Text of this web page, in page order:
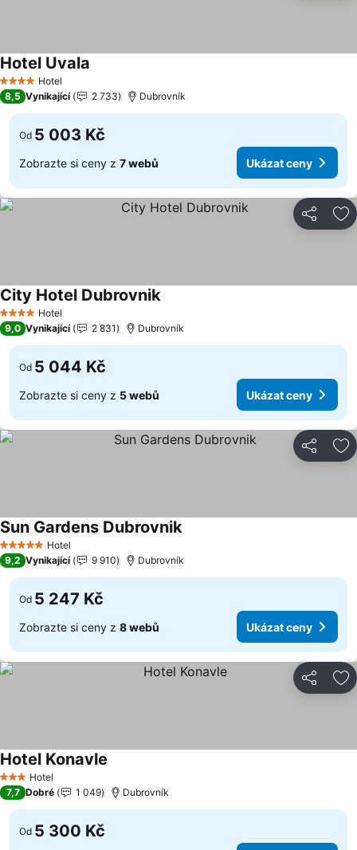
4 Počet hvězdiček
Hotel
Hotel Uvala
8,5 Vynikající 2 733 Dubrovník
Od 5 003 Kč
Zobrazte si ceny z 7 webů Ukázat ceny
Sdílet
4 Počet hvězdiček
Hotel
City Hotel DubrovnikUkázat ceny
9,0 Vynikající 2 831 Dubrovník
Od 5 044 Kč
Zobrazte si ceny z 5 webů Ukázat ceny
Sdílet
5 Počet hvězdiček
Hotel
Sun Gardens DubrovnikUkázat ceny
9,2 Vynikající 9 910 Dubrovník
Od 5 247 Kč
Zobrazte si ceny z 8 webů Ukázat ceny
Sdílet
3 Počet hvězdiček
Hotel
Hotel Konavle
7,7 Dobré 1 049 Dubrovník
Od 5 300 Kč